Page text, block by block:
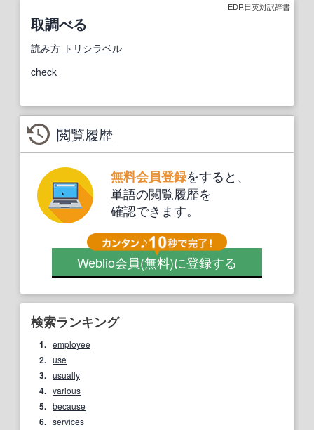
EDR日英対訳辞書
取調べる
読み方 トリシラベル
check
閲覧履歴
無料会員登録をすると、
単語の閲覧履歴を
確認できます。
Weblio会員(無料)に登録する
検索ランキング
1. employee
2. use
3. usually
4. various
5. because
6. services